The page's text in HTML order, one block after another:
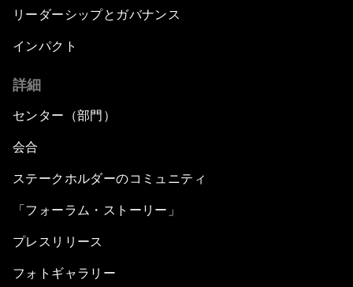
リーダーシップとガバナンス
インパクト
詳細
センター（部門）
会合
ステークホルダーのコミュニティ
「フォーラム・ストーリー」
プレスリリース
フォトギャラリー